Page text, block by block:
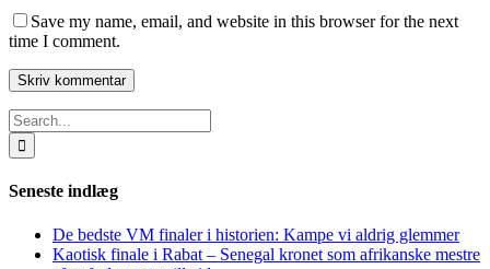
Save my name, email, and website in this browser for the next
time I comment.
Search
for:
Seneste indlæg
De bedste VM finaler i historien: Kampe vi aldrig glemmer
Kaotisk finale i Rabat – Senegal kronet som afrikanske mestre